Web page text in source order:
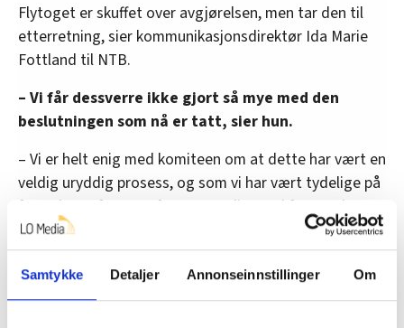
Samtykke Detaljer Annonseinnstillinger Om
Flytoget er skuffet over avgjørelsen, men tar den til
etterretning, sier kommunikasjonsdirektør Ida Marie
Fottland til NTB.
– Vi får dessverre ikke gjort så mye med den
beslutningen som nå er tatt, sier hun.
– Vi er helt enig med komiteen om at dette har vært en
veldig uryddig prosess, og som vi har vært tydelige på
før – det er først og fremst utrolig synd for norske
togkunder, føyer hun til.
Samtidig sier hun at Flytoget vil kjempe videre for